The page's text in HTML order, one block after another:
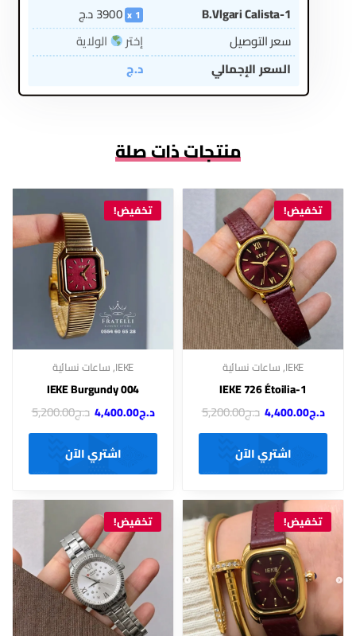
B.Vlgari Calista-1
1
3900د.ج
سعر التوصيل
إختر
الولاية
السعر الإجمالي
د.ج
منتجات ذات صلة
تخفيض!
IEKE
,ساعات نسائية
IEKE 726 Étoilia-1
د.ج4,400.00 د.ج5,200.00
اشتري الآن
تخفيض!
IEKE
,ساعات نسائية
IEKE Burgundy 004
د.ج4,400.00 د.ج5,200.00
اشتري الآن
تخفيض! تخفيض!